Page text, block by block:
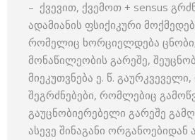
– ქვევით, ქვემოთ + sensus
ადამიანის ფსიქიკური
რომელიც ხორციელდება
მონაწილეობის გარეშე,
მიეკუთვნება ე. წ.
შეგრძნებები, რომლებიც
გაუცნობიერებელი გარეშე
ასევე შინაგანი ორგანოებიდან